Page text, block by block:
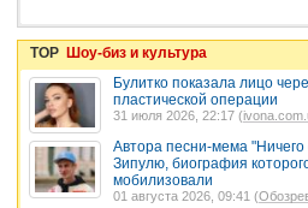
TOP Шоу-биз и культура
Булитко показала лицо
пластической операции
31 июля 2026, 22:17 (
Автора песни-мема "Ничего
Зипулю, биография
мобилизовали
01 августа 2026, 09:41 (